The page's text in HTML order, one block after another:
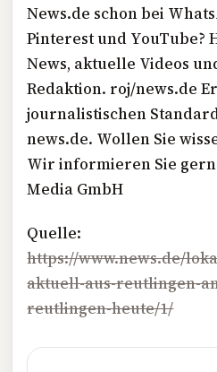
News.de schon bei
Pinterest und YouTube?
News, aktuelle Videos
Redaktion. roj/news.de
journalistischen
news.de. Wollen Sie
Wir informieren Sie
Media GmbH
Quelle:
https://www.news.de/
aktuell-aus-reutlingen-
reutlingen-heute/1/